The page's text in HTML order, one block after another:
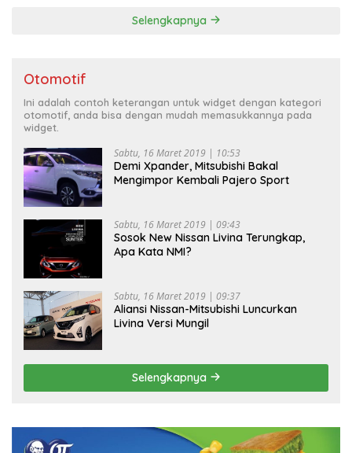
Selengkapnya
Otomotif
Ini adalah contoh keterangan untuk widget dengan kategori
otomotif, anda bisa dengan mudah memasukkannya pada
widget.
Sabtu, 16 Maret 2019 | 10:53
Demi Xpander, Mitsubishi Bakal
Mengimpor Kembali Pajero Sport
Sabtu, 16 Maret 2019 | 09:43
Sosok New Nissan Livina Terungkap,
Apa Kata NMI?
Sabtu, 16 Maret 2019 | 09:37
Aliansi Nissan-Mitsubishi Luncurkan
Livina Versi Mungil
Selengkapnya